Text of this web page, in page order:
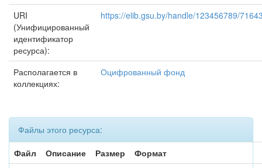
URI
(Унифицированный
идентификатор
ресурса):
https://elib.gsu.by/handle/123456789/
Располагается в
коллекциях:
Оцифрованный фонд
Файлы этого ресурса:
Файл
Описание Размер
Формат